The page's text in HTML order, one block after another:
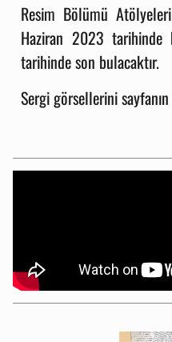
Resim Bölümü
Haziran 2023 tarihinde
tarihinde son bulacaktır.
Sergi görsellerini